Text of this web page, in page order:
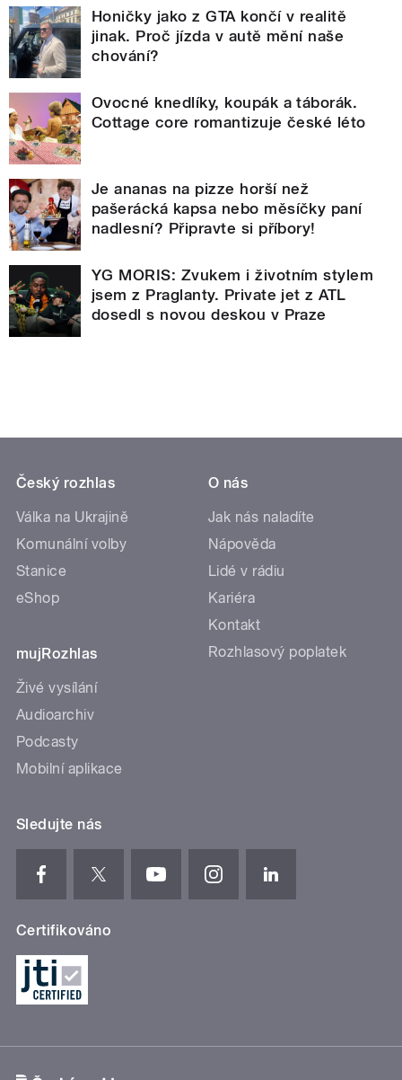
Honičky jako z GTA končí v realitě
jinak. Proč jízda v autě mění naše
chování?
Ovocné knedlíky, koupák a táborák.
Cottage core romantizuje české léto
Je ananas na pizze horší než
pašerácká kapsa nebo měsíčky paní
nadlesní? Připravte si příbory!
YG MORIS: Zvukem i životním stylem
jsem z Praglanty. Private jet z ATL
dosedl s novou deskou v Praze
Český rozhlas
Válka na Ukrajině
Komunální volby
Stanice
eShop
mujRozhlas
Živé vysílání
Audioarchiv
Podcasty
Mobilní aplikace
O nás
Jak nás naladíte
Nápověda
Lidé v rádiu
Kariéra
Kontakt
Rozhlasový poplatek
Sledujte nás
Certifikováno